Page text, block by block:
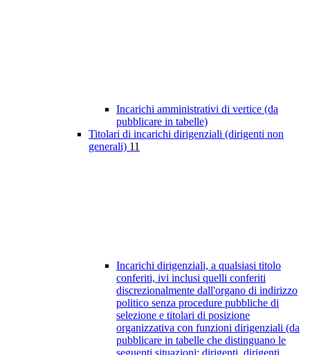
Incarichi amministrativi di vertice (da
pubblicare in tabelle)
Titolari di incarichi dirigenziali (dirigenti non
generali) 11
Incarichi dirigenziali, a qualsiasi titolo
conferiti, ivi inclusi quelli conferiti
discrezionalmente dall'organo di indirizzo
politico senza procedure pubbliche di
selezione e titolari di posizione
organizzativa con funzioni dirigenziali (da
pubblicare in tabelle che distinguano le